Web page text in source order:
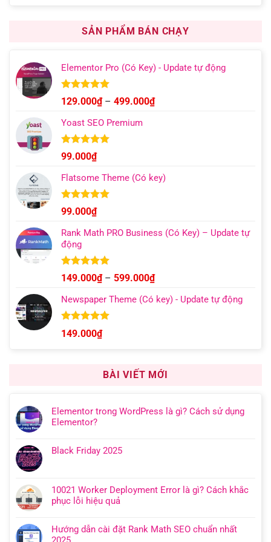
1.000.000₫.
là:
599.000₫.
SẢN PHẨM BÁN CHẠY
Elementor Pro (Có Key) - Update tự động
Được xếp
hạng 4.93
5 sao
129.000₫ – 499.000₫Khoảng
Yoast SEO Premium
Được xếp
hạng 4.96
5 sao
99.000₫
Flatsome Theme (Có key)
Được xếp
hạng 4.95
5 sao
99.000₫
Rank Math PRO Business (Có Key) – Update tự
động
Được xếp
hạng 5.00
5 sao
149.000₫ – 599.000₫Khoảng
từ
Newspaper Theme (Có key) - Update tự động
Được xếp
hạng4.92
149.000₫
BÀI VIẾT MỚI
Elementor trong WordPress là gì? Cách sử dụng
Elementor?
Black Friday 2025
10021 Worker Deployment Error là gì? Cách khắc
phục lỗi hiệu quả
Hướng dẫn cài đặt Rank Math SEO chuẩn nhất